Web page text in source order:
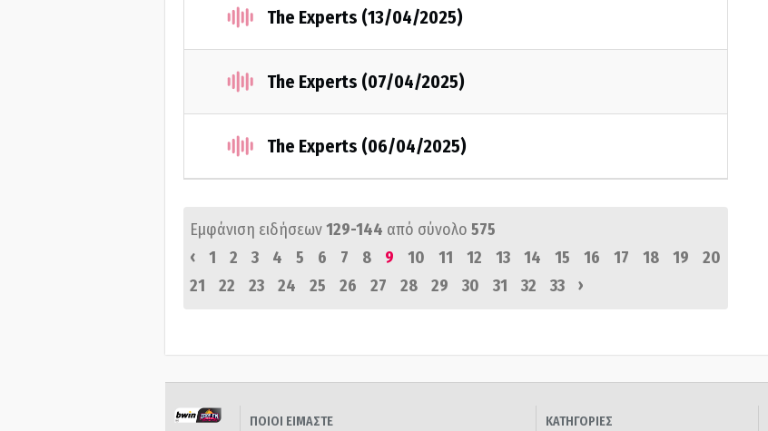
The Experts (13/04/2025)
The Experts (07/04/2025)
The Experts (06/04/2025)
Εμφάνιση ειδήσεων129-144 από σύνολο 575
‹
1 2 3 4 5 6 7 8 9 10 11 12 13 14 15 16 17 18 19
20
21
22 23 24 25 26 27 28 29 30 31 32 33 ›
ΠΟΙΟΙ ΕΙΜΑΣΤΕ ΚΑΤΗΓΟΡΙΕΣ